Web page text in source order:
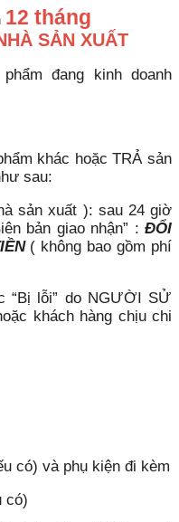
12 tháng
SẢN XUẤT
đang kinh doanh
khác hoặc TRẢ sản
sau:
sản xuất ): sau 24 giờ
bản giao nhận” : ĐỔI
( không bao gồm phí
“Bị lỗi” do NGƯỜI SỬ
khách hàng chịu chi
có) và phụ kiện đi kèm
có)